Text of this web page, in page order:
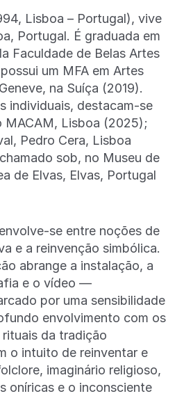
Lisboa – Portugal), vive
Portugal. É graduada em
Faculdade de Belas Artes
um MFA em Artes
na Suíça (2019).
individuais, destacam-se
MACAM, Lisboa (2025);
Pedro Cera, Lisboa
sob, no Museu de
de Elvas, Elvas, Portugal
se entre noções de
e a reinvenção simbólica.
abrange a instalação, a
e o vídeo —
por uma sensibilidade
envolvimento com os
da tradição
o intuito de reinventar e
imaginário religioso,
oníricas e o inconsciente